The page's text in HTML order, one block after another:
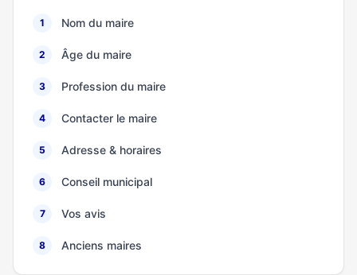
1 Nom du maire
2 Âge du maire
3 Profession du maire
4 Contacter le maire
5 Adresse & horaires
6 Conseil municipal
7 Vos avis
8 Anciens maires